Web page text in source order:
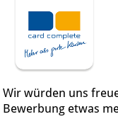
Stellenangebote
Was wir bieten
Wir würden uns
Bewerbung etwas